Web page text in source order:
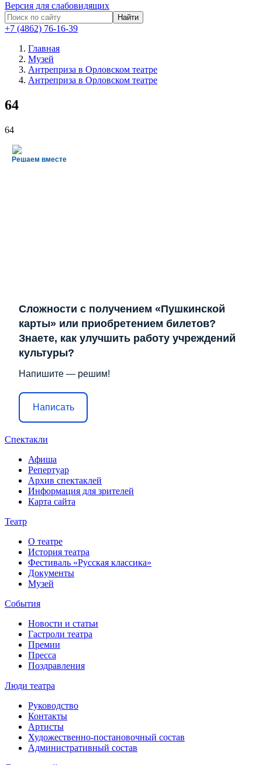
Версия для слабовидящих
Найти
+7 (4862) 76-16-39
Главная
Музей
Антреприза в Орловском театре
Антреприза в Орловском театре
64
64
Решаем вместе
Сложности с получением «Пушкинской
карты» или приобретением билетов?
Знаете, как улучшить работу учреждений
культуры?
Напишите — решим!
Написать
Спектакли
Афиша
Репертуар
Архив спектаклей
Информация для зрителей
Карта сайта
Театр
О театре
История театра
Фестиваль «Русская классика»
Документы
Музей
События
Новости и статьи
Гастроли театра
Премии
Пресса
Поздравления
Люди театра
Руководство
Контакты
Артисты
Художественно-постановочный состав
Административный состав